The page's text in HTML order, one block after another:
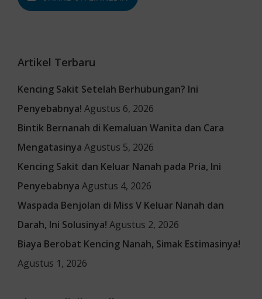
Artikel Terbaru
Kencing Sakit Setelah Berhubungan? Ini
Penyebabnya! Agustus 6, 2026
Bintik Bernanah di Kemaluan Wanita dan Cara
Mengatasinya Agustus 5, 2026
Kencing Sakit dan Keluar Nanah pada Pria, Ini
Penyebabnya Agustus 4, 2026
Waspada Benjolan di Miss V Keluar Nanah dan
Darah, Ini Solusinya! Agustus 2, 2026
Biaya Berobat Kencing Nanah, Simak Estimasinya!
Agustus 1, 2026